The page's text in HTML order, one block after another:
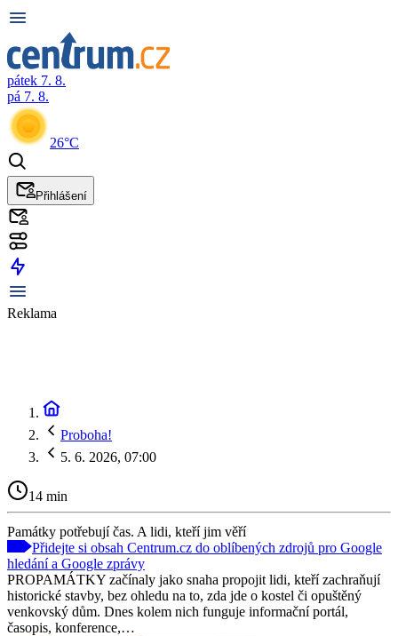
pátek 7. 8.
pá 7. 8.
26°C
Přihlášení
Reklama
Proboha!
5. 6. 2026, 07:00
14 min
Památky potřebují čas. A lidi, kteří jim věří
Přidejte si obsah Centrum.cz do oblíbených zdrojů pro Google
hledání a Google zprávy
PROPAMÁTKY začínaly jako snaha propojit lidi, kteří zachraňují
historické stavby, bez ohledu na to, zda jde o kostel či opuštěný
venkovský dům. Dnes kolem nich funguje informační portál,
časopis, konference,…